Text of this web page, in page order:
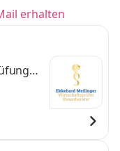
erhalten